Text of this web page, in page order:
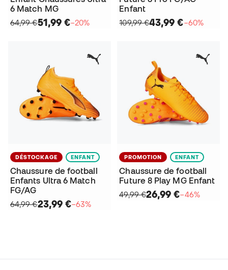
6 Match MG
64,99 €51,99 €−20%
Enfant
109,99 €43,99 €−60%
DÉSTOCKAGE ENFANT
Chaussure de football
Enfants Ultra 6 Match
FG/AG
64,99 €23,99 €−63%
PROMOTION ENFANT
Chaussure de football
Future 8 Play MG Enfant
49,99 €26,99 €−46%